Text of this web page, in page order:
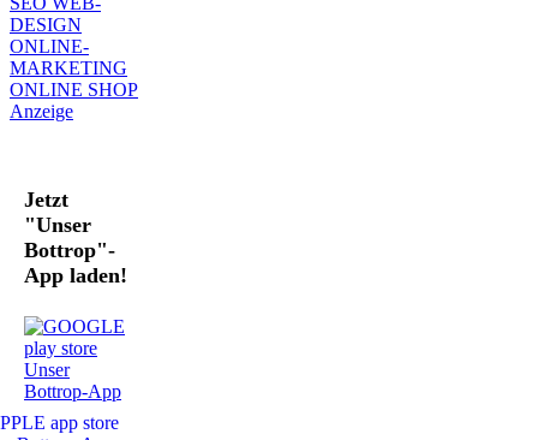
Jetzt
"Unser
Bottrop"-
App laden!